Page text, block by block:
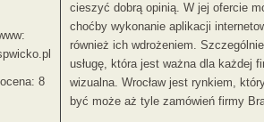
8
cieszyć dobrą opinią. W jej ofercie
choćby wykonanie aplikacji
również ich wdrożeniem.
usługę, która jest ważna dla każdej
wizualna. Wrocław jest rynkiem,
być może aż tyle zamówień firmy